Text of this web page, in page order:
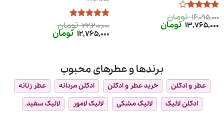
امتیاز4
از 5
16,095,000 تومان
قیمت
اصلی
13,765,000 تومان امتیاز5از
5
22,200,000 تومان
قیمت
اصلی
12,765,000 تومان
برندها و عطرهای محبوب
عطر و ادکلن خرید عطر و ادکلن ادکلن مردانه
عطر زنانه
ادکلن لالیک
لالیک مشکی لالیک لامور
لالیک سفید